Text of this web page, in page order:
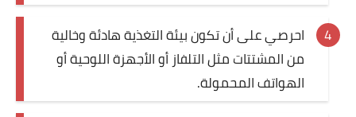
احرصي على أن تكون بيئة التغذية هادئة وخالية
من المشتتات مثل التلفاز أو الأجهزة اللوحية أو
الهواتف المحمولة.